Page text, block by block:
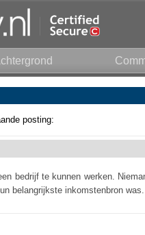
posting:
bedrijf te kunnen werken.
belangrijkste inkomstenbron was.